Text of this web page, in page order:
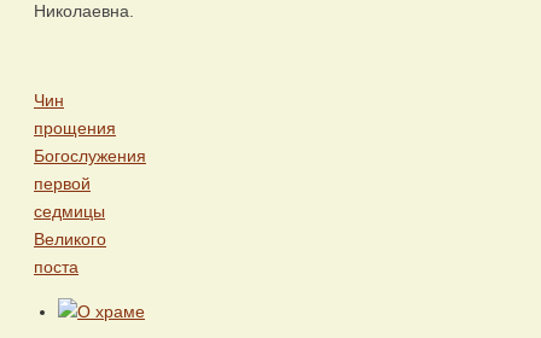
Николаевна.
Чин
прощения
Богослужения
первой
седмицы
Великого
поста